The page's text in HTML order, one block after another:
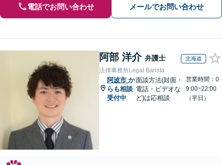
電話でお問い合わせ メールでお問い合わせ
阿部 洋介 弁護士 北海道
法律事務所Legal Barista
阿波市 か
らも相談
受付中
面談方法(対面・
電話・ビデオな
ど)は応相談
営業時間：0
9:00~22:00
（平日）